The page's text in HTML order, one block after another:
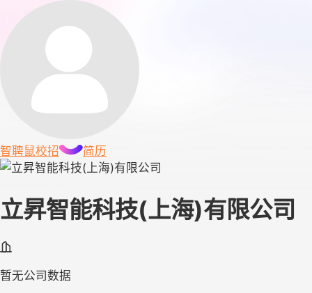
智聘鼠校招 简历
立昇智能科技(上海)有限公司
暂无公司数据